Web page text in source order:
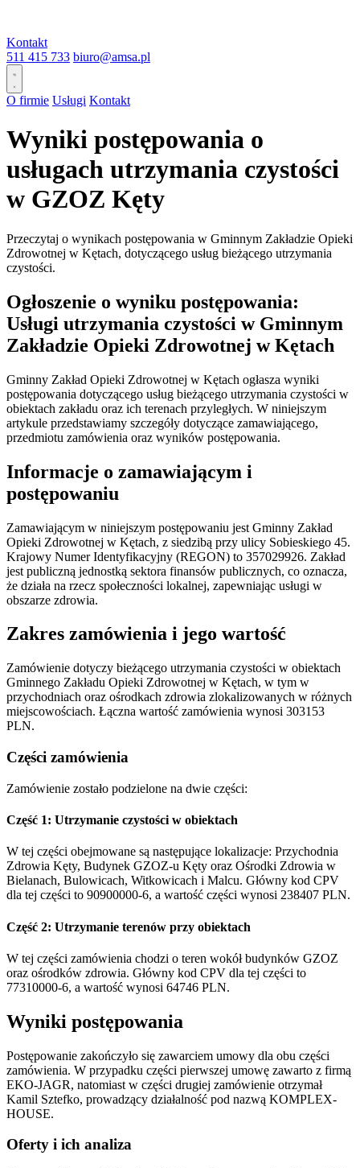
Kontakt
511 415 733 biuro@amsa.pl
O firmie Usługi Kontakt
Wyniki postępowania o
usługach utrzymania czystości
w GZOZ Kęty
Przeczytaj o wynikach postępowania w Gminnym Zakładzie Opieki
Zdrowotnej w Kętach, dotyczącego usług bieżącego utrzymania
czystości.
Ogłoszenie o wyniku postępowania:
Usługi utrzymania czystości w Gminnym
Zakładzie Opieki Zdrowotnej w Kętach
Gminny Zakład Opieki Zdrowotnej w Kętach ogłasza wyniki
postępowania dotyczącego usług bieżącego utrzymania czystości w
obiektach zakładu oraz ich terenach przyległych. W niniejszym
artykule przedstawiamy szczegóły dotyczące zamawiającego,
przedmiotu zamówienia oraz wyników postępowania.
Informacje o zamawiającym i
postępowaniu
Zamawiającym w niniejszym postępowaniu jest Gminny Zakład
Opieki Zdrowotnej w Kętach, z siedzibą przy ulicy Sobieskiego 45.
Krajowy Numer Identyfikacyjny (REGON) to 357029926. Zakład
jest publiczną jednostką sektora finansów publicznych, co oznacza,
że działa na rzecz społeczności lokalnej, zapewniając usługi w
obszarze zdrowia.
Zakres zamówienia i jego wartość
Zamówienie dotyczy bieżącego utrzymania czystości w obiektach
Gminnego Zakładu Opieki Zdrowotnej w Kętach, w tym w
przychodniach oraz ośrodkach zdrowia zlokalizowanych w różnych
miejscowościach. Łączna wartość zamówienia wynosi 303153
PLN.
Części zamówienia
Zamówienie zostało podzielone na dwie części:
Część 1: Utrzymanie czystości w obiektach
W tej części obejmowane są następujące lokalizacje: Przychodnia
Zdrowia Kęty, Budynek GZOZ-u Kęty oraz Ośrodki Zdrowia w
Bielanach, Bulowicach, Witkowicach i Malcu. Główny kod CPV
dla tej części to 90900000-6, a wartość części wynosi 238407 PLN.
Część 2: Utrzymanie terenów przy obiektach
W tej części zamówienia chodzi o teren wokół budynków GZOZ
oraz ośrodków zdrowia. Główny kod CPV dla tej części to
77310000-6, a wartość wynosi 64746 PLN.
Wyniki postępowania
Postępowanie zakończyło się zawarciem umowy dla obu części
zamówienia. W przypadku części pierwszej umowę zawarto z firmą
EKO-JAGR, natomiast w części drugiej zamówienie otrzymał
Kamil Sztefko, prowadzący działalność pod nazwą KOMPLEX-
HOUSE.
Oferty i ich analiza